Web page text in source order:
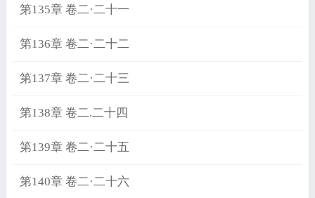
第135章 卷二·二十一
第136章 卷二·二十二
第137章 卷二·二十三
第138章 卷二.二十四
第139章 卷二·二十五
第140章 卷二·二十六